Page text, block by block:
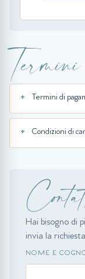
Termini di
Condizioni di
Hai bisogno di
invia la
NOME E